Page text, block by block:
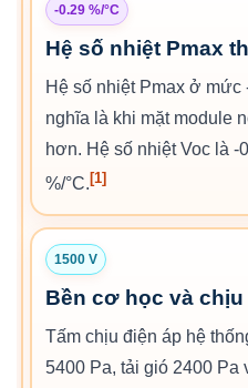
-0.29 %/°C
Hệ số nhiệt Pmax
Hệ số nhiệt Pmax ở mức
nghĩa là khi mặt module
hơn. Hệ số nhiệt Voc là -
%/°C. [1]
1500 V
Bền cơ học và chịu
Tấm chịu điện áp hệ
5400 Pa, tải gió 2400 Pa